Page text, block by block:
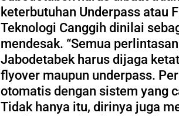
keterbutuhan Underpass atau
Teknologi Canggih dinilai
mendesak. “Semua
Jabodetabek harus dijaga
flyover maupun underpass.
otomatis dengan sistem yang
Tidak hanya itu, dirinya juga